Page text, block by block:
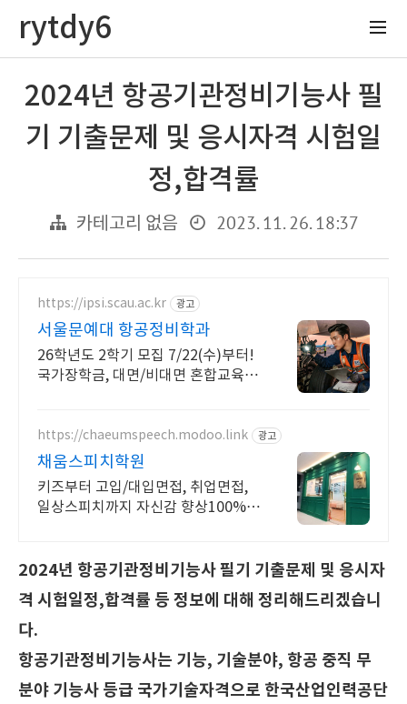
rytdy6
2024년 항공기관정비기능사 필
기 기출문제 및 응시자격 시험일
정,합격률
카테고리 없음 2023. 11. 26. 18:37
https://ipsi.scau.ac.kr 광고
서울문예대 항공정비학과
26학년도 2학기 모집 7/22(수)부터!
국가장학금, 대면/비대면 혼합교육
https://chaeumspeech.modoo.link 광고
채움스피치학원
키즈부터 고입/대입면접, 취업면접,
일상스피치까지 자신감 향상100%
2024년 항공기관정비기능사 필기 기출문제 및 응시자
격 시험일정,합격률 등 정보에 대해 정리해드리겠습니
다.
항공기관정비기능사는 기능, 기술분야, 항공 중직 무
분야 기능사 등급 국가기술자격으로 한국산업인력공단